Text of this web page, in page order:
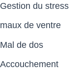
Gestion du stress
maux de ventre
Mal de dos
Accouchement